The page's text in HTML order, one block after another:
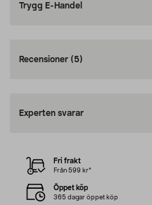
Trygg E-Handel
Recensioner (5)
Experten svarar
Fri frakt
Från 599 kr*
Öppet köp
365 dagar öppet köp